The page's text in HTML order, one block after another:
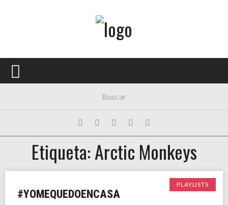
PORTADA
FESTIVALES
EXPOSICIONES
HISTORIAS
Etiqueta: Arctic Monkeys
PLAYLISTS
#YOMEQUEDOENCASA